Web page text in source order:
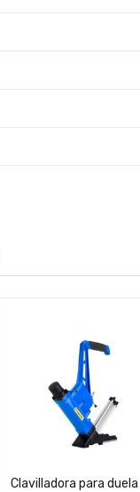
Clavilladora para duela